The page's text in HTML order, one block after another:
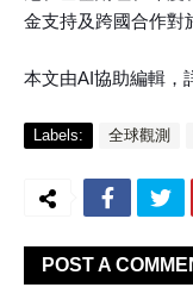
金支持及跨國合作對
本文由AI協助編輯，
Labels: 全球觀測
POST A